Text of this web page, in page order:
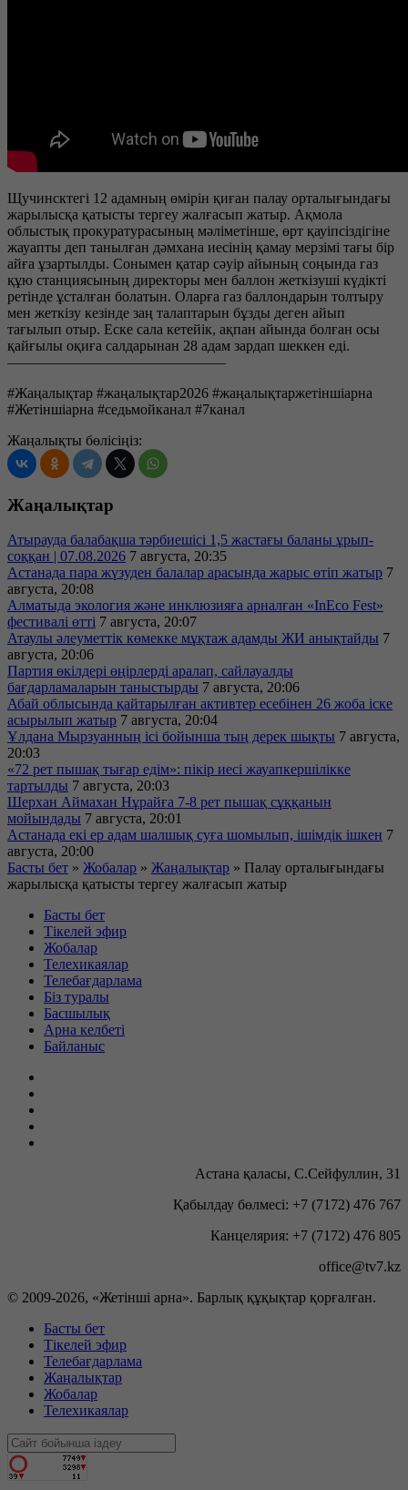
Щучинсктегі 12 адамның өмірін қиған палау орталығындағы
жарылысқа қатысты тергеу жалғасып жатыр. Ақмола
облыстық прокуратурасының мәліметінше, өрт қауіпсіздігіне
жауапты деп танылған дәмхана иесінің қамау мерзімі тағы бір
айға ұзартылды. Сонымен қатар сәуір айының соңында газ
құю станциясының директоры мен баллон жеткізуші күдікті
ретінде ұсталған болатын. Оларға газ баллондарын толтыру
мен жеткізу кезінде заң талаптарын бұзды деген айып
тағылып отыр. Еске сала кетейік, ақпан айында болған осы
қайғылы оқиға салдарынан 28 адам зардап шеккен еді.
———————————————
#Жаңалықтар #жаңалықтар2026 #жаңалықтаржетіншіарна
#Жетіншіарна #седьмойканал #7канал
Жаңалықты бөлісіңіз:
Жаңалықтар
Атырауда балабақша тәрбиешісі 1,5 жастағы баланы ұрып-
соққан | 07.08.2026 7 августа, 20:35
Астанада пара жүзуден балалар арасында жарыс өтіп жатыр 7
августа, 20:08
Алматыда экология және инклюзияға арналған «InEco Fest»
фестивалі өтті 7 августа, 20:07
Атаулы әлеуметтік көмекке мұқтаж адамды ЖИ анықтайды 7
августа, 20:06
Партия өкілдері өңірлерді аралап, сайлауалды
бағдарламаларын таныстырды 7 августа, 20:06
Абай облысында қайтарылған активтер есебінен 26 жоба іске
асырылып жатыр 7 августа, 20:04
Ұлдана Мырзуанның ісі бойынша тың дерек шықты 7 августа,
20:03
«72 рет пышақ тығар едім»: пікір иесі жауапкершілікке
тартылды 7 августа, 20:03
Шерхан Аймахан Нұрайға 7-8 рет пышақ сұққанын
мойындады 7 августа, 20:01
Астанада екі ер адам шалшық суға шомылып, ішімдік ішкен 7
августа, 20:00
Басты бет » Жобалар » Жаңалықтар » Палау орталығындағы
жарылысқа қатысты тергеу жалғасып жатыр
Басты бет
Тікелей эфир
Жобалар
Телехикаялар
Телебағдарлама
Біз туралы
Басшылық
Арна келбеті
Байланыс
Астана қаласы, С.Сейфуллин, 31
Қабылдау бөлмесі: +7 (7172) 476 767
Канцелярия: +7 (7172) 476 805
office@tv7.kz
© 2009-2026, «Жетінші арна». Барлық құқықтар қорғалған.
Басты бет
Тікелей эфир
Телебағдарлама
Жаңалықтар
Жобалар
Телехикаялар